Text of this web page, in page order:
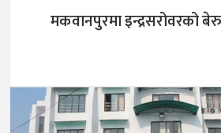
मकवानपुरमा इन्द्रसरोवरको